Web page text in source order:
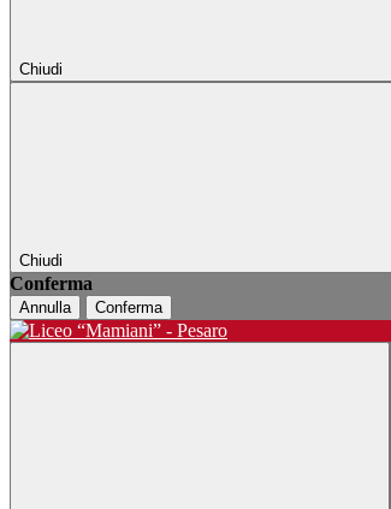
Chiudi
Chiudi
Conferma
Annulla Conferma